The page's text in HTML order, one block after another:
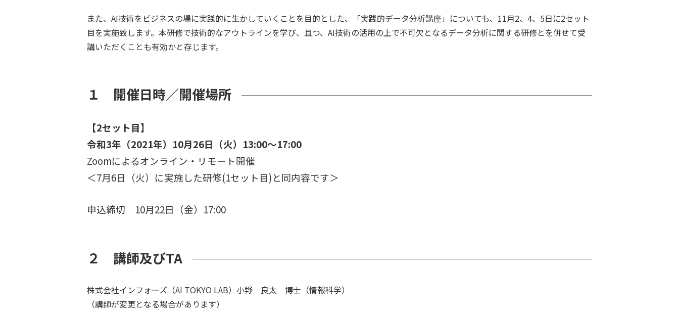
また、AI技術をビジネスの場に実践的に生かしていくことを目的とした、「実践的データ分析講座」についても、11月2、4、5日に2セット
目を実施致します。本研修で技術的なアウトラインを学び、且つ、AI技術の活用の上で不可欠となるデータ分析に関する研修とを併せて受
講いただくことも有効かと存じます。
１ 開催日時／開催場所
【2セット目】
令和3年（2021年）10月26日（火）13:00～17:00
Zoomによるオンライン・リモート開催
＜7月6日（火）に実施した研修(1セット目)と同内容です＞
申込締切 10月22日（金）17:00
２ 講師及びTA
株式会社インフォーズ（AI TOKYO LAB）小野 良太 博士（情報科学）
（講師が変更となる場合があります）